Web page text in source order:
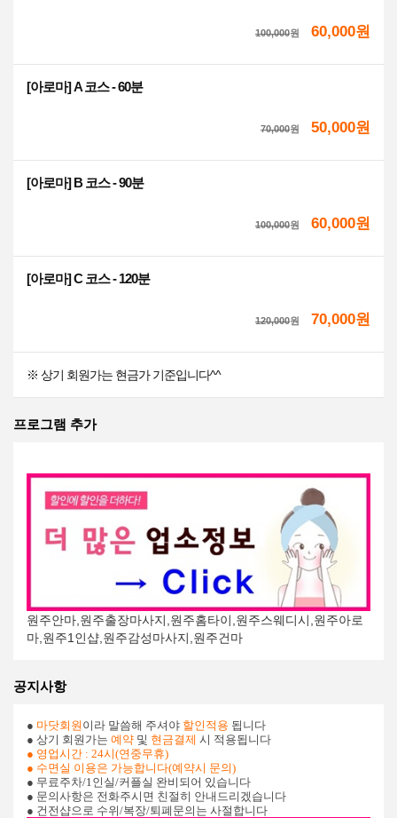
100,000원 60,000원
[아로마] A 코스 - 60분
70,000원 50,000원
[아로마] B 코스 - 90분
100,000원 60,000원
[아로마] C 코스 - 120분
120,000원 70,000원
※ 상기 회원가는 현금가 기준입니다^^
프로그램 추가
원주안마,원주출장마사지,원주홈타이,원주스웨디시,원주아로
마,원주1인샵,원주감성마사지,원주건마
공지사항
● 마닷회원 이라 말씀해 주셔야 할인적용 됩니다
● 상기 회원가는 예약 및 현금결제 시 적용됩니다
● 영업시간 : 24시(연중무휴)
● 수면실 이용은 가능합니다(예약시 문의)
● 무료주차/1 인실/커플실 완비되어 있습니다
● 문의사항은 전화주시면 친절히 안내드리겠습니다
● 건전샵으로 수위/복장/퇴폐문의는 사절합니다